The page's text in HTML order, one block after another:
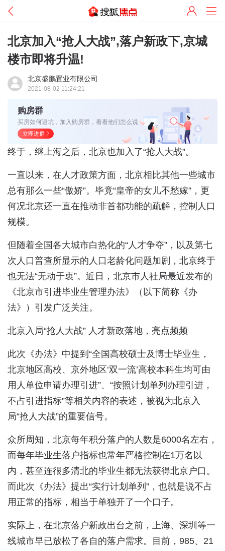
北京加入“抢人大战”,落户新政下,京城
楼市即将升温!
北京盛鹏置业有限公司
2021-08-02 11:24:21
购房群
买房如何避坑，加入购房群，看看他们怎么说
立即进群
终于，继上海之后，北京也加入了“抢人大战”。
一直以来，在人才政策方面，北京相比其他一些城市
总有那么一些“傲娇”。毕竟“皇帝的女儿不愁嫁”，更
何况北京还一直在推动非首都功能的疏解，控制人口
规模。
但随着全国各大城市白热化的“人才争夺”，以及第七
次人口普查所显示的人口老龄化问题加剧，北京终于
也无法“无动于衷”。近日，北京市人社局最近发布的
《北京市引进毕业生管理办法》（以下简称《办
法》）引发广泛关注。
北京入局“抢人大战” 人才新政落地，亮点频频
此次《办法》中提到“全国高校硕士及博士毕业生，
北京地区高校、京外地区‘双一流’高校本科生均可由
用人单位申请办理引进”、“按照计划单列办理引进，
不占引进指标”等相关内容的表述，被视为北京入
局“抢人大战”的重要信号。
众所周知，北京每年积分落户的人数是6000名左右，
而每年毕业生落户指标也常年严格控制在1万名以
内，甚至连很多清北的毕业生都无法获得北京户口。
而此次《办法》提出“实行计划单列”，也就是说不占
用正常的指标，相当于单独开了一个口子。
实际上，在北京落户新政出台之前，上海、深圳等一
线城市早已放松了各自的落户需求。目前，985、21